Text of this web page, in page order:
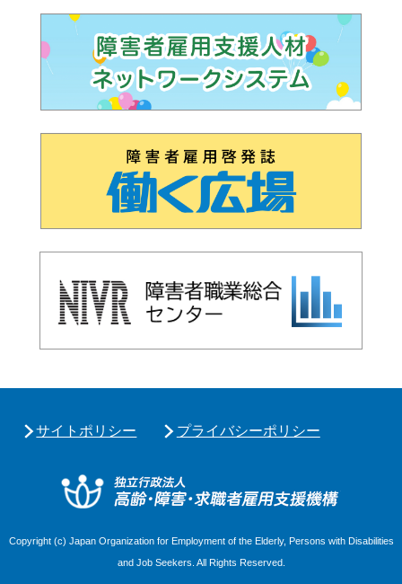
サイトポリシー プライバシーポリシー
Copyright (c) Japan Organization for Employment of the Elderly, Persons with Disabilities
and Job Seekers. All Rights Reserved.